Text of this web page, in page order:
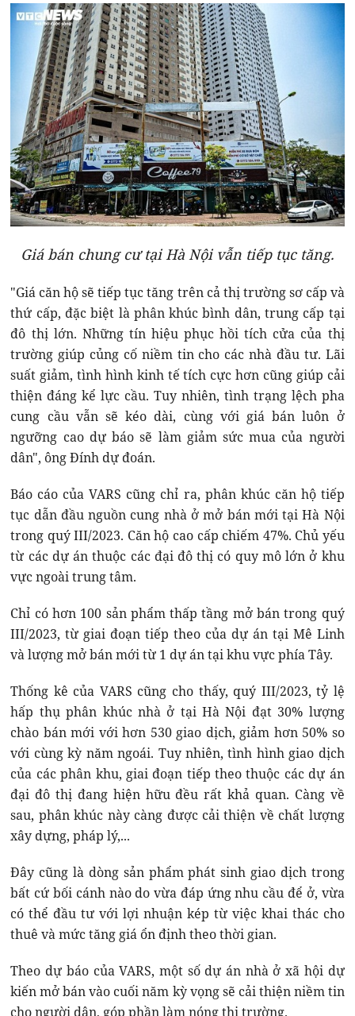
Giá bán chung cư tại Hà Nội vẫn tiếp tục tăng.
"Giá căn hộ sẽ tiếp tục tăng trên cả thị trường sơ cấp và
thứ cấp, đặc biệt là phân khúc bình dân, trung cấp tại
đô thị lớn. Những tín hiệu phục hồi tích cửa của thị
trường giúp củng cố niềm tin cho các nhà đầu tư. Lãi
suất giảm, tình hình kinh tế tích cực hơn cũng giúp cải
thiện đáng kể lực cầu. Tuy nhiên, tình trạng lệch pha
cung cầu vẫn sẽ kéo dài, cùng với giá bán luôn ở
ngưỡng cao dự báo sẽ làm giảm sức mua của người
dân", ông Đính dự đoán.
Báo cáo của VARS cũng chỉ ra, phân khúc căn hộ tiếp
tục dẫn đầu nguồn cung nhà ở mở bán mới tại Hà Nội
trong quý III/2023. Căn hộ cao cấp chiếm 47%. Chủ yếu
từ các dự án thuộc các đại đô thị có quy mô lớn ở khu
vực ngoài trung tâm.
Chỉ có hơn 100 sản phẩm thấp tầng mở bán trong quý
III/2023, từ giai đoạn tiếp theo của dự án tại Mê Linh
và lượng mở bán mới từ 1 dự án tại khu vực phía Tây.
Thống kê của VARS cũng cho thấy, quý III/2023, tỷ lệ
hấp thụ phân khúc nhà ở tại Hà Nội đạt 30% lượng
chào bán mới với hơn 530 giao dịch, giảm hơn 50% so
với cùng kỳ năm ngoái. Tuy nhiên, tình hình giao dịch
của các phân khu, giai đoạn tiếp theo thuộc các dự án
đại đô thị đang hiện hữu đều rất khả quan. Càng về
sau, phân khúc này càng được cải thiện về chất lượng
xây dựng, pháp lý,...
Đây cũng là dòng sản phẩm phát sinh giao dịch trong
bất cứ bối cánh nào do vừa đáp ứng nhu cầu để ở, vừa
có thể đầu tư với lợi nhuận kép từ việc khai thác cho
thuê và mức tăng giá ổn định theo thời gian.
Theo dự báo của VARS, một số dự án nhà ở xã hội dự
kiến mở bán vào cuối năm kỳ vọng sẽ cải thiện niềm tin
cho người dân, góp phần làm nóng thị trường.